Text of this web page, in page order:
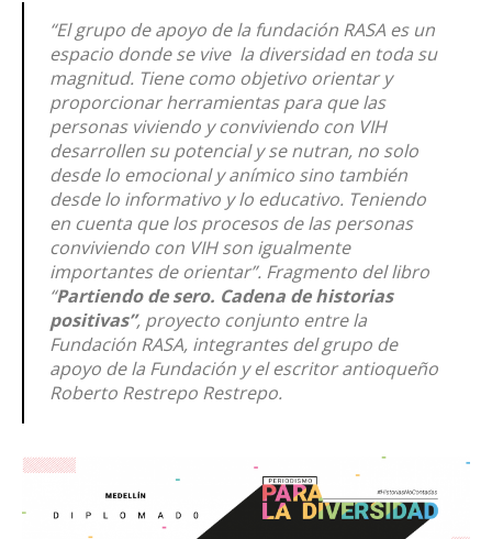
“El grupo de apoyo de la fundación RASA es un
espacio donde se vive la diversidad en toda su
magnitud. Tiene como objetivo orientar y
proporcionar herramientas para que las
personas viviendo y conviviendo con VIH
desarrollen su potencial y se nutran, no solo
desde lo emocional y anímico sino también
desde lo informativo y lo educativo. Teniendo
en cuenta que los procesos de las personas
conviviendo con VIH son igualmente
importantes de orientar”. Fragmento del libro
“Partiendo de sero. Cadena de historias
positivas”, proyecto conjunto entre la
Fundación RASA, integrantes del grupo de
apoyo de la Fundación y el escritor antioqueño
Roberto Restrepo Restrepo.